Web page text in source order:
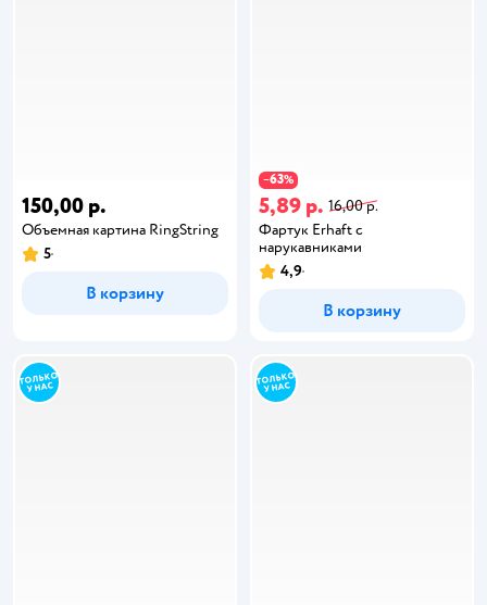
150,00 р.
Объемная картина RingString
5
В корзину
−63%
5,89 р. 16,00 р.
Фартук Erhaft с
нарукавниками
4,9
В корзину